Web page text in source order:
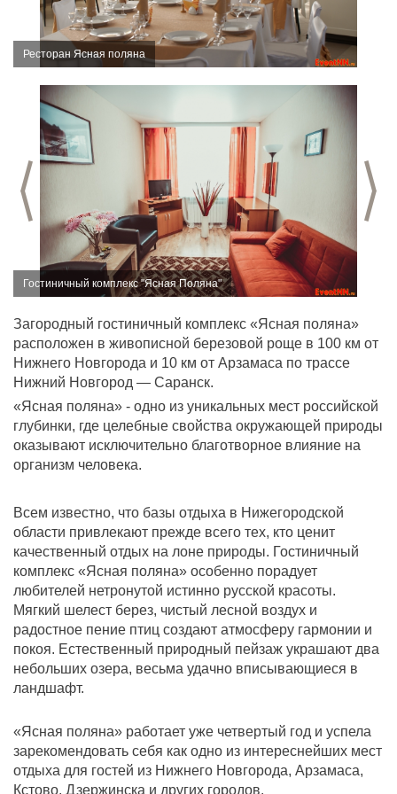
Ресторан Ясная поляна
Предыдущий слайд
Гостиничный комплекс "Ясная Поляна"
Загородный гостиничный комплекс «Ясная поляна»
расположен в живописной березовой роще в 100 км от
Нижнего Новгорода и 10 км от Арзамаса по трассе
Нижний Новгород — Саранск.
«Ясная поляна» - одно из уникальных мест российской
глубинки, где целебные свойства окружающей природы
оказывают исключительно благотворное влияние на
организм человека.
Всем известно, что базы отдыха в Нижегородской
области привлекают прежде всего тех, кто ценит
качественный отдых на лоне природы. Гостиничный
комплекс «Ясная поляна» особенно порадует
любителей нетронутой истинно русской красоты.
Мягкий шелест берез, чистый лесной воздух и
радостное пение птиц создают атмосферу гармонии и
покоя. Естественный природный пейзаж украшают два
небольших озера, весьма удачно вписывающиеся в
ландшафт.
«Ясная поляна» работает уже четвертый год и успела
зарекомендовать себя как одно из интереснейших мест
отдыха для гостей из Нижнего Новгорода, Арзамаса,
Кстово, Дзержинска и других городов.